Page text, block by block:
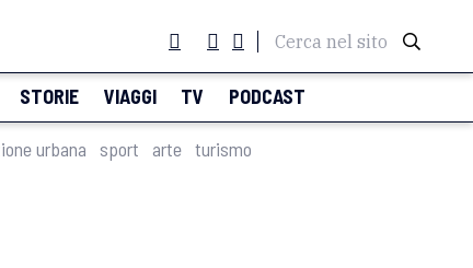
Cerca nel sito
STORIE VIAGGI TV PODCAST
urbana sport arte turismo